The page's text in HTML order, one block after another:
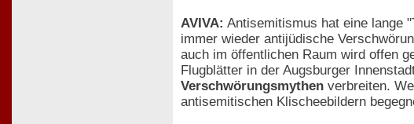
AVIVA: Antisemitismus hat eine lange
immer wieder antijüdische
auch im öffentlichen Raum wird offen
Flugblätter in der Augsburger
Verschwörungsmythen verbreiten.
antisemitischen Klischeebildern